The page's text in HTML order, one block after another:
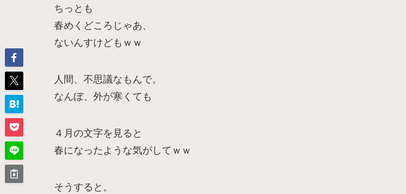
ちっとも
春めくどころじゃあ、
ないんすけどもｗｗ
人間、不思議なもんで。
なんぼ、外が寒くても
４月の文字を見ると
春になったような気がしてｗｗ
そうすると。